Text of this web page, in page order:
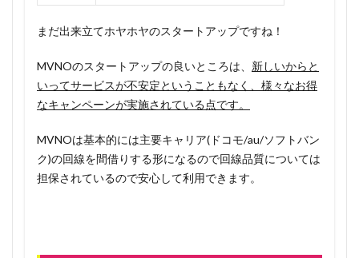
から安
心！
2人紹介
で生涯
無料は3
定キャ
ンペー
ンなの
とりあ
まだ出来立てホヤホヤのスタートアップですね！
MVNOのスタートアップの良いところは、 新しいからと
いってサービスが不安定ということもなく、様々なお得
なキャンペーンが実施されている点です。
MVNOは基本的には主要キャリア(ドコモ/au/ソフトバン
ク)の回線を間借りする形になるので回線品質については
担保されているので安心して利用できます。